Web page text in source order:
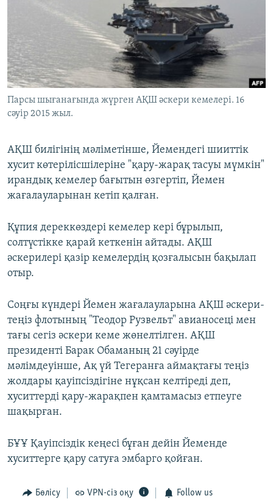
ЖАЗЫЛЫҢЫЗ
Басқа тілдерде
Парсы шығанағында жүрген АҚШ әскери кемелері. 16
сәуір 2015 жыл.
АҚШ билігінің мәліметінше, Йемендегі шииттік
хусит көтерілісшілеріне "қару-жарақ тасуы мүмкін"
ирандық кемелер бағытын өзгертіп, Йемен
жағалауларынан кетіп қалған.
Құпия дереккөздері кемелер кері бұрылып,
солтүстікке қарай кеткенін айтады. АҚШ
әскерилері қазір кемелердің қозғалысын бақылап
отыр.
Соңғы күндері Йемен жағалауларына АҚШ әскери-
теңіз флотының "Теодор Рузвельт" авианосеці мен
тағы сегіз әскери кеме жөнелтілген. АҚШ
президенті Барак Обаманың 21 сәуірде
мәлімдеуінше, Ақ үй Тегеранға аймақтағы теңіз
жолдары қауіпсіздігіне нұқсан келтіреді деп,
хуситтерді қару-жарақпен қамтамасыз етпеуге
шақырған.
БҰҰ Қауіпсіздік кеңесі бұған дейін Йеменде
хуситтерге қару сатуға эмбарго қойған.
Бөлісу VPN-сіз оқу Follow us